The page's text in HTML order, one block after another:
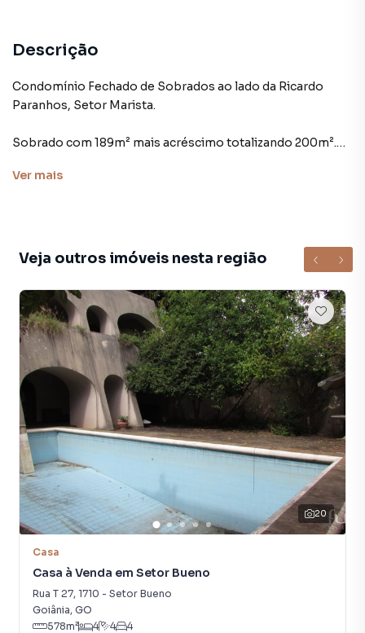
Descrição
Condomínio Fechado de Sobrados ao lado da Ricardo
Paranhos, Setor Marista.
Sobrado com 189m² mais acréscimo totalizando 200m².
Sala 3 ambientes, lavabo, copa-cozinha, área de serviço,
Corredor lateral proporcionando melhor iluminação
natural e ventilação.
Piso em Mármore Carrara.
Completo em armários.
Garagem para 2 carros cobertos.
Ver mais
Veja outros imóveis nesta região
20
Casa
Casa à Venda em Setor Bueno
Rua T 27, 1710 - Setor Bueno
Goiânia, GO
578m² 4 4 4